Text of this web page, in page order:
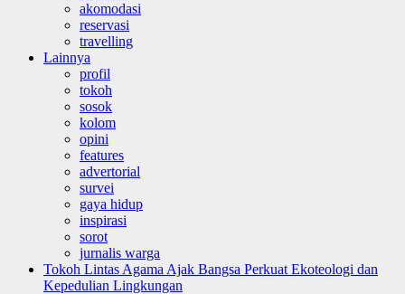
akomodasi
reservasi
travelling
Lainnya
profil
tokoh
sosok
kolom
opini
features
advertorial
survei
gaya hidup
inspirasi
sorot
jurnalis warga
Tokoh Lintas Agama Ajak Bangsa Perkuat Ekoteologi dan
Kepedulian Lingkungan